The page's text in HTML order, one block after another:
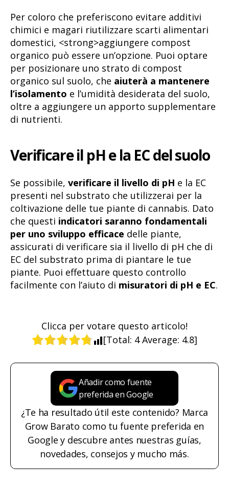
Per coloro che preferiscono evitare additivi
chimici e magari riutilizzare scarti alimentari
domestici, <strong>aggiungere compost
organico può essere un’opzione. Puoi optare
per posizionare uno strato di compost
organico sul suolo, che aiuterà a mantenere
l’isolamento e l’umidità desiderata del suolo,
oltre a aggiungere un apporto supplementare
di nutrienti.
Verificare il pH e la EC del suolo
Se possibile, verificare il livello di pH e la EC
presenti nel substrato che utilizzerai per la
coltivazione delle tue piante di cannabis. Dato
che questi indicatori saranno fondamentali
per uno sviluppo efficace delle piante,
assicurati di verificare sia il livello di pH che di
EC del substrato prima di piantare le tue
piante. Puoi effettuare questo controllo
facilmente con l’aiuto di misuratori di pH e EC.
Clicca per votare questo articolo!
[Total: 4Average: 4.8]
Añadir como fuente
preferida en Google
¿Te ha resultado útil este contenido? Marca
Grow Barato como tu fuente preferida en
Google y descubre antes nuestras guías,
novedades, consejos y mucho más.